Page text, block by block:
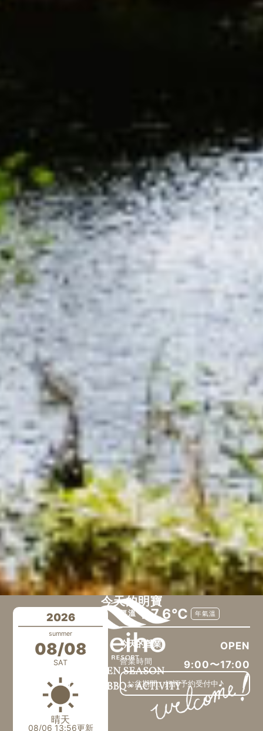
… 今天的明寶
2026
summer
08/08
SAT
晴天
08/06 13:56更新
氣溫 27.6℃ 年氣溫
今天的營業 OPEN
營業時間 9:00〜17:00
お盆期間、好評予約受付中♪